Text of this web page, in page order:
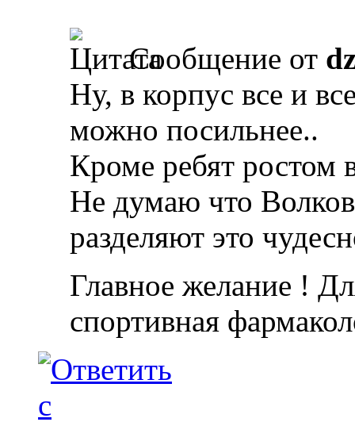
Сообщение от
Ну, в корпус все и
можно посильнее..
Кроме ребят ростом
Не думаю что
разделяют это
Главное желание !
спортивная